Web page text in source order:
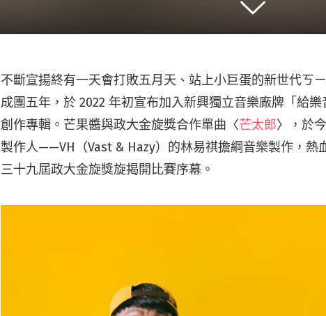
不斷宣揚終有一天會打敗五月天、站上小巨蛋的新世代ㄎ
成團五年，於 2022 年初宣布加入新興獨立音樂廠牌「給
創作專輯。芒果醬與政大金旋獎合作單曲〈芒太郎〉，於
製作人——VH（Vast & Hazy）的林易祺擔綱音樂製作，熱
三十九屆政大金旋獎旋揭開比賽序幕。